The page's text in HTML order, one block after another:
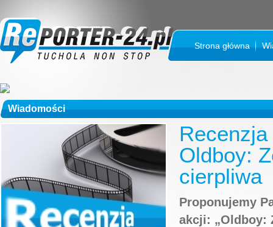
Strona główna
Wiadomości
Oldboy:
cierpliwa
Proponujemy
akcji: „Oldboy: